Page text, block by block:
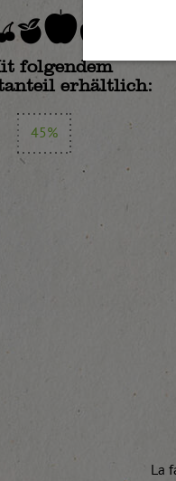
folgendem
erhältlich:
45%
La